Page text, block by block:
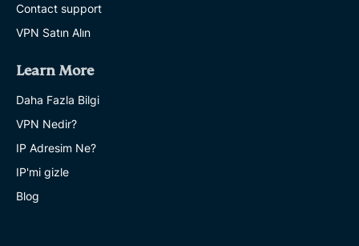
Contact support
VPN Satın Alın
Learn More
Daha Fazla Bilgi
VPN Nedir?
IP Adresim Ne?
IP'mi gizle
Blog